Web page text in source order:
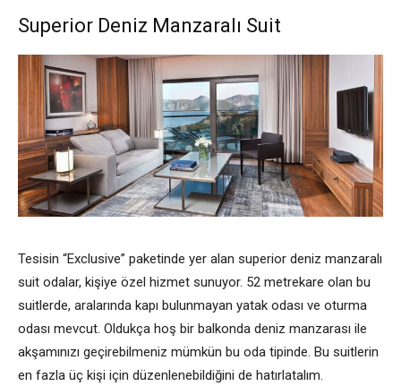
Superior Deniz Manzaralı Suit
Tesisin “Exclusive” paketinde yer alan superior deniz manzaralı
suit odalar, kişiye özel hizmet sunuyor. 52 metrekare olan bu
suitlerde, aralarında kapı bulunmayan yatak odası ve oturma
odası mevcut. Oldukça hoş bir balkonda deniz manzarası ile
akşamınızı geçirebilmeniz mümkün bu oda tipinde. Bu suitlerin
en fazla üç kişi için düzenlenebildiğini de hatırlatalım.